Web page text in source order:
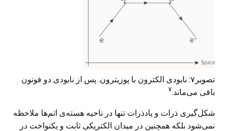
تصویر۷: نابودی الکترون با پوزیترون. پس از نابودی دو فوتون
باقی می‌ماند.۷
شکل‌گیری ذرات و پادذرات تنها در ناحیه هسته‌ی اتم‌ها ملاحظه
نمی‌شود بلکه همچنین در میدان الکتریکی ثابت و یکنواخت در